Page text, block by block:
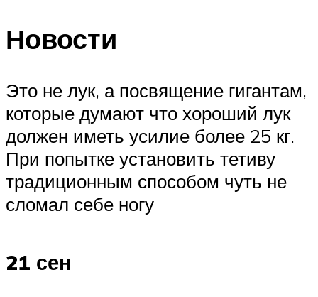
Новости
Это не лук, а посвящение гигантам,
которые думают что хороший лук
должен иметь усилие более 25 кг.
При попытке установить тетиву
традиционным способом чуть не
сломал себе ногу
21 сен